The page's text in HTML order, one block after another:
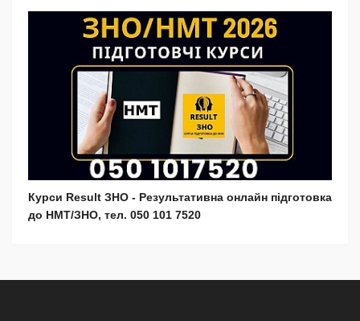
Курси Result ЗНО - Результативна онлайн підготовка
до НМТ/ЗНО, тел. 050 101 7520